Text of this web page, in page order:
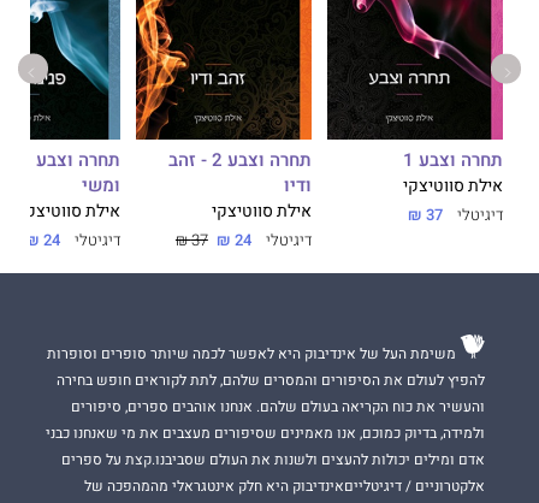
תחרה וצבע 1
אילת סווטיצקי
דיגיטלי 37 ₪
תחרה וצבע 2 - זהב
ודיו
אילת סווטיצקי
דיגיטלי 24 ₪
37 ₪
ומשי
אילת סווטיצקי
דיגיטלי 24 ₪
משימת העל של אינדיבוק היא לאפשר לכמה שיותר סופרים וסופרות
להפיץ לעולם את הסיפורים והמסרים שלהם, לתת לקוראים חופש בחירה
והעשיר את כוח הקריאה בעולם שלהם. אנחנו אוהבים ספרים, סיפורים
ולמידה, בדיוק כמוכם, אנו מאמינים שסיפורים מעצבים את מי שאנחנו כבני
אדם ומילים יכולות להעצים ולשנות את העולם שסביבנו.קצת על ספרים
אלקטרוניים / דיגיטלייםאינדיבוק היא חלק אינטגראלי מהמהפכה של